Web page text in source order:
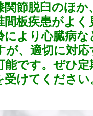
関節脱臼のほか
間板疾患がよく
により心臓病な
が、適切に対
能です。ぜひ定
受けてください